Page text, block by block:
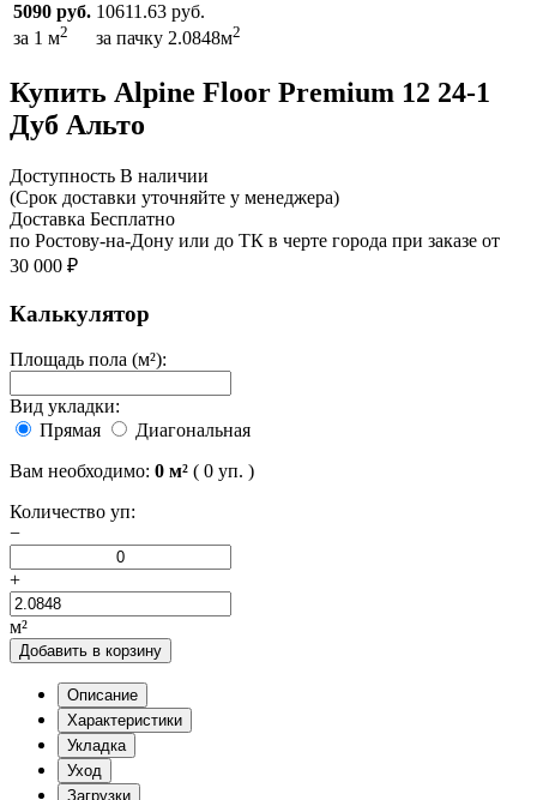
5090 руб.
за 1 м2
10611.63 руб.
за пачку 2.0848м2
Купить Alpine Floor Premium 12 24-1
Дуб Альто
Доcтупность В наличии
(Срок доставки уточняйте у менеджера)
Доставка Бесплатно
по Ростову-на-Дону или до ТК в черте города при заказе от
30 000 ₽
Калькулятор
Площадь пола (м²):
Вид укладки:
Прямая
Диагональная
Вам необходимо: 0 м² ( 0 уп. )
Количество уп:
−
+
м²
Добавить в корзину
Описание
Характеристики
Укладка
Уход
Загрузки